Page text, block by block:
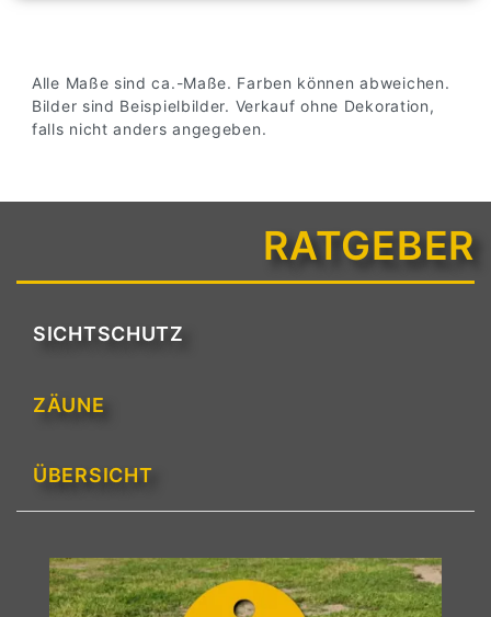
Alle Maße sind ca.-Maße. Farben können abweichen.
Bilder sind Beispielbilder. Verkauf ohne Dekoration,
falls nicht anders angegeben.
RATGEBER
SICHTSCHUTZ
ZÄUNE
ÜBERSICHT